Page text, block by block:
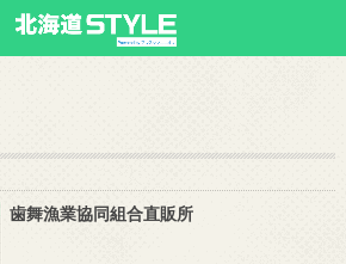
歯舞漁業協同組合直販所